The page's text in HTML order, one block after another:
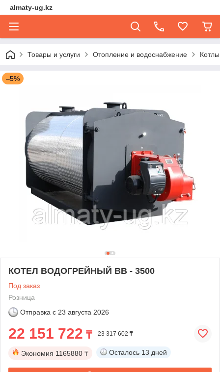
almaty-ug.kz
Товары и услуги Отопление и водоснабжение Котлы
–5%
КОТЕЛ ВОДОГРЕЙНЫЙ BB - 3500
Под заказ
Розница
Отправка с 23 августа 2026
22 151 722 ₸ 23 317 602 ₸
Экономия 1165880 ₸ Осталось 13 дней